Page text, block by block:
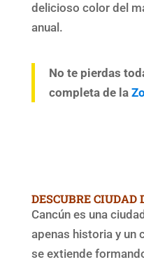
delicioso color del
anual.
No te pierdas
completa de la
DESCUBRE CIUDAD
Cancún es una
apenas historia y un
se extiende